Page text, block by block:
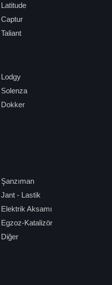
Latitude
Captur
Taliant
Lodgy
Solenza
Dokker
Şanzıman
Jant - Lastik
Elektrik Aksamı
Egzoz-Katalizör
Diğer